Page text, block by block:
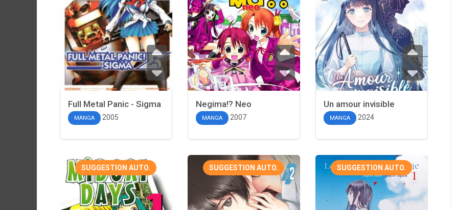
Full Metal Panic - Sigma
MANGA 2005
Negima!? Neo
MANGA 2007
Un amour invisible
MANGA 2024
SUGGESTION AUTO. SUGGESTION AUTO. SUGGESTION AUTO.